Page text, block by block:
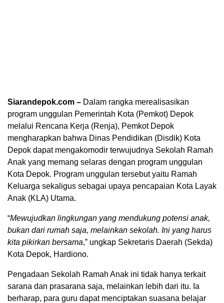
Siarandepok.com – Dalam rangka merealisasikan
program unggulan Pemerintah Kota (Pemkot) Depok
melalui Rencana Kerja (Renja), Pemkot Depok
mengharapkan bahwa Dinas Pendidikan (Disdik) Kota
Depok dapat mengakomodir terwujudnya Sekolah Ramah
Anak yang memang selaras dengan program unggulan
Kota Depok. Program unggulan tersebut yaitu Ramah
Keluarga sekaligus sebagai upaya pencapaian Kota Layak
Anak (KLA) Utama.
“Mewujudkan lingkungan yang mendukung potensi anak,
bukan dari rumah saja, melainkan sekolah. Ini yang harus
kita pikirkan bersama,” ungkap Sekretaris Daerah (Sekda)
Kota Depok, Hardiono.
Pengadaan Sekolah Ramah Anak ini tidak hanya terkait
sarana dan prasarana saja, melainkan lebih dari itu. Ia
berharap, para guru dapat menciptakan suasana belajar